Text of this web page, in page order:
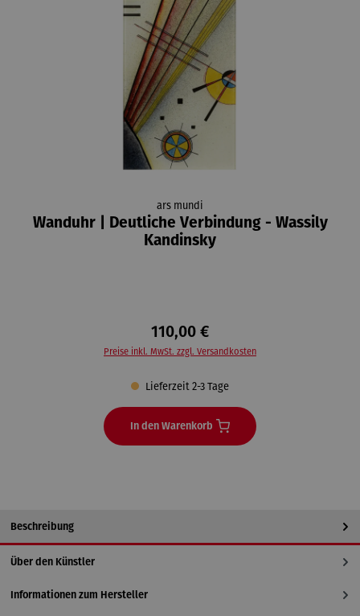
ars mundi
Wanduhr | Deutliche Verbindung - Wassily
Kandinsky
110,00 €
Preise inkl. MwSt. zzgl. Versandkosten
Lieferzeit 2-3 Tage
In den Warenkorb
Beschreibung
Über den Künstler
Informationen zum Hersteller